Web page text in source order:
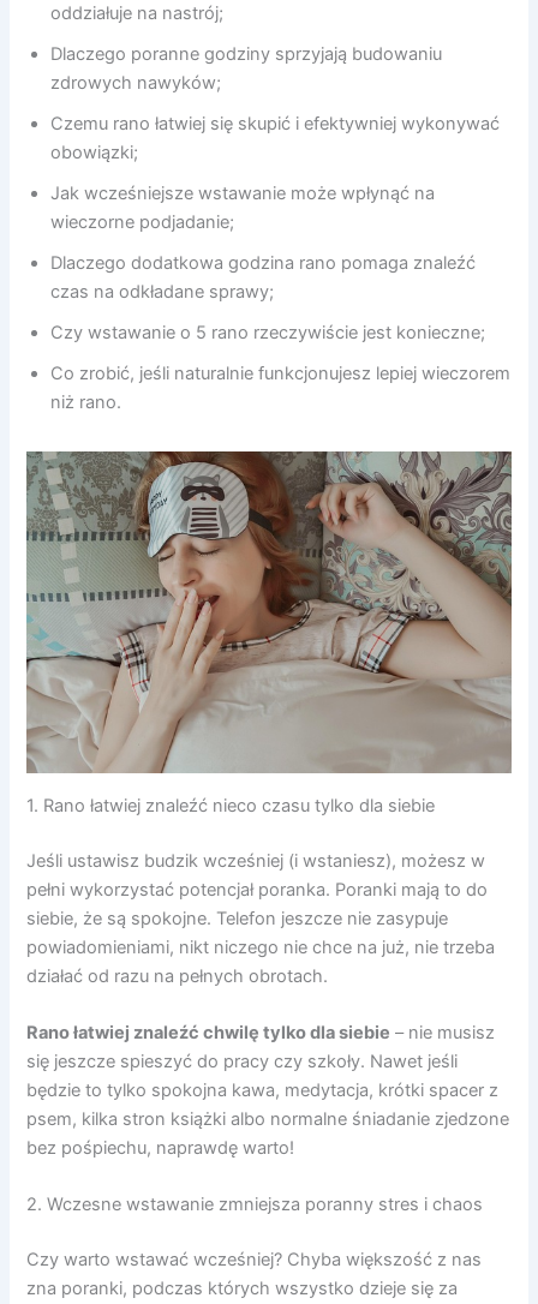
oddziałuje na nastrój;
Dlaczego poranne godziny sprzyjają budowaniu
zdrowych nawyków;
Czemu rano łatwiej się skupić i efektywniej wykonywać
obowiązki;
Jak wcześniejsze wstawanie może wpłynąć na
wieczorne podjadanie;
Dlaczego dodatkowa godzina rano pomaga znaleźć
czas na odkładane sprawy;
Czy wstawanie o 5 rano rzeczywiście jest konieczne;
Co zrobić, jeśli naturalnie funkcjonujesz lepiej wieczorem
niż rano.
1. Rano łatwiej znaleźć nieco czasu tylko dla siebie
Jeśli ustawisz budzik wcześniej (i wstaniesz), możesz w
pełni wykorzystać potencjał poranka. Poranki mają to do
siebie, że są spokojne. Telefon jeszcze nie zasypuje
powiadomieniami, nikt niczego nie chce na już, nie trzeba
działać od razu na pełnych obrotach.
Ranołatwiej znaleźć chwilę tylko dla siebie – nie musisz
się jeszcze spieszyć do pracy czy szkoły. Nawet jeśli
będzie to tylko spokojna kawa, medytacja, krótki spacer z
psem, kilka stron książki albo normalne śniadanie zjedzone
bez pośpiechu, naprawdę warto!
2. Wczesne wstawanie zmniejsza poranny stres i chaos
Czy warto wstawać wcześniej? Chyba większość z nas
zna poranki, podczas których wszystko dzieje się za